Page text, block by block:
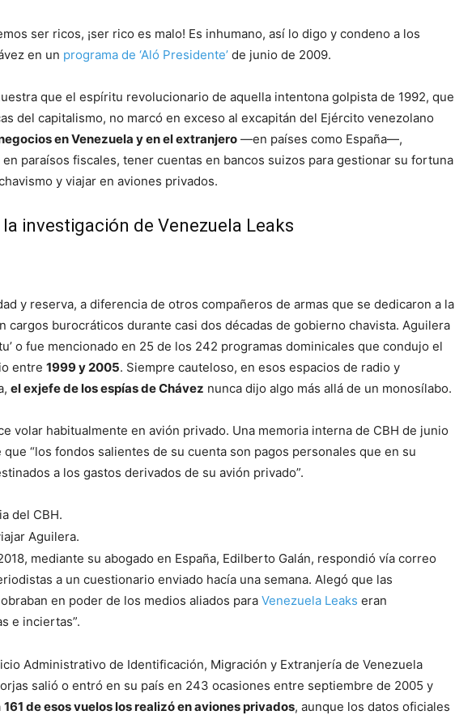
ser ricos, ¡ser rico es malo! Es inhumano, así lo digo y condeno a los
en un programa de ‘Aló Presidente’ de junio de 2009.
que el espíritu revolucionario de aquella intentona golpista de 1992, que
del capitalismo, no marcó en exceso al excapitán del Ejército venezolano
en Venezuela yenel extranjero —en países como España—,
paraísos fiscales, tener cuentas en bancos suizos para gestionar su fortuna
y viajar en aviones privados.
investigación de Venezuela Leaks
y reserva, a diferencia de otros compañeros de armas que se dedicaron a la
cargos burocráticos durante casi dos décadas de gobierno chavista. Aguilera
o fue mencionado en 25 de los 242 programas dominicales que condujo el
entre 1999 y 2005. Siempre cauteloso, en esos espacios de radio y
el exjefe de los espías de Chávez nunca dijo algo más allá de un monosílabo.
volar habitualmente en avión privado. Una memoria interna de CBH de junio
“los fondos salientes de su cuenta son pagos personales que en su
a los gastos derivados de su avión privado”.
del CBH.
Aguilera.
mediante su abogado en España, Edilberto Galán, respondió vía correo
a un cuestionario enviado hacía una semana. Alegó que las
en poder de los medios aliados para Venezuela Leaks eran
e inciertas”.
Administrativo de Identificación, Migración y Extranjería de Venezuela
salió o entró en su país en 243 ocasiones entre septiembre de 2005 y
161 de esos vuelos los realizó en aviones privados, aunque los datos oficiales